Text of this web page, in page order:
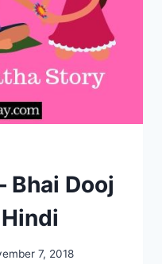
Bhai Dooj
7, 2018